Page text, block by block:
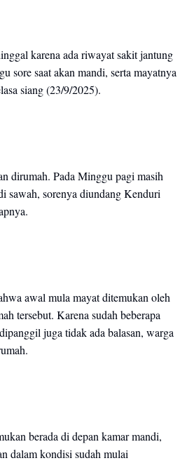
karena ada riwayat sakit jantung
sore saat akan mandi, serta mayatnya
siang (23/9/2025).
dirumah. Pada Minggu pagi masih
sawah, sorenya diundang Kenduri
awal mula mayat ditemukan oleh
tersebut. Karena sudah beberapa
juga tidak ada balasan, warga
berada di depan kamar mandi,
dalam kondisi sudah mulai